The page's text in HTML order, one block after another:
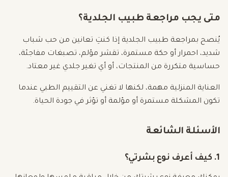
متى يجب مراجعة طبيب الجلدية؟
يُنصح بمراجعة طبيب الجلدية إذا كنتِ تعانين من حب شباب
شديد، احمرار أو حكة مستمرة، تقشر مؤلم، تصبغات مفاجئة،
حساسية متكررة من المنتجات، أو أي تغير جلدي غير معتاد.
العناية المنزلية مهمة، لكنها لا تغني عن التقييم الطبي عندما
تكون المشكلة مستمرة أو مؤلمة أو تؤثر في جودة الحياة.
الأسئلة الشائعة
1. كيف أعرف نوع بشرتي؟